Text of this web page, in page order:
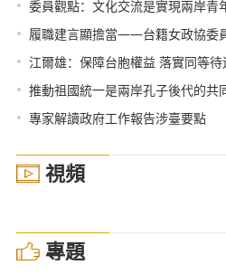
• 委員觀點：文化交流是實現兩岸青
• 履職建言顯擔當——台籍女政協委
• 江爾雄：保障台胞權益 落實同等待
• 推動祖國統一是兩岸孔子後代的共
• 專家解讀政府工作報告涉臺要點
視頻
專題